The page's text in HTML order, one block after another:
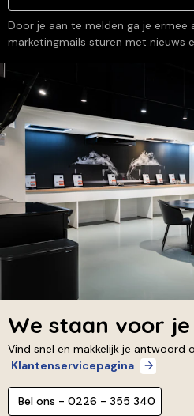
Door je aan te melden ga je ermee
marketingmails sturen met nieuws
We staan voor
Vind snel en makkelijk je antwoord
Klantenservicepagina
Bel ons - 0226 - 355 340